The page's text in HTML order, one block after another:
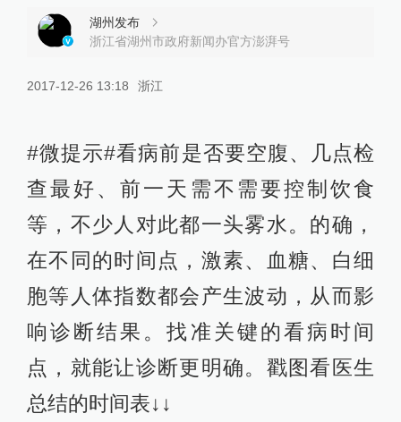
湖州发布
浙江省湖州市政府新闻办官方澎湃号
2017-12-26 13:18 浙江
#微提示#看病前是否要空腹、几点检
查最好、前一天需不需要控制饮食
等，不少人对此都一头雾水。的确，
在不同的时间点，激素、血糖、白细
胞等人体指数都会产生波动，从而影
响诊断结果。找准关键的看病时间
点，就能让诊断更明确。戳图看医生
总结的时间表↓↓